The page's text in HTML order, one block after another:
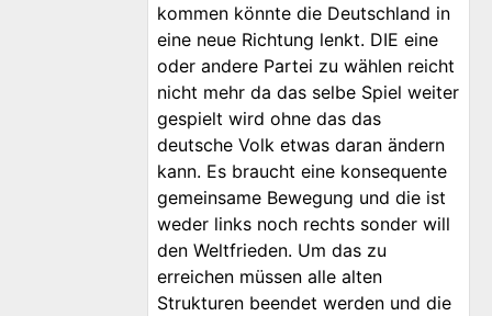
kommen könnte die Deutschland in
eine neue Richtung lenkt. DIE eine
oder andere Partei zu wählen reicht
nicht mehr da das selbe Spiel weiter
gespielt wird ohne das das
deutsche Volk etwas daran ändern
kann. Es braucht eine konsequente
gemeinsame Bewegung und die ist
weder links noch rechts sonder will
den Weltfrieden. Um das zu
erreichen müssen alle alten
Strukturen beendet werden und die